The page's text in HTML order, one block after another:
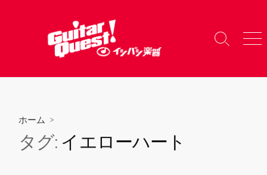
へ
検
り
メ
ー
ホーム >
タグ: イエローハート